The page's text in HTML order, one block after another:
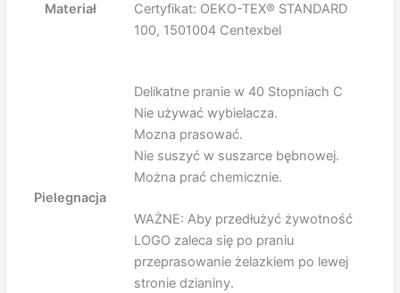
Materiał
Certyfikat: OEKO-TEX®️ STANDARD
100, 1501004 Centexbel
Pielegnacja
Delikatne pranie w 40 Stopniach C
Nie używać wybielacza.
Mozna prasować.
Nie suszyć w suszarce bębnowej.
Można prać chemicznie.
WAŻNE: Aby przedłużyć żywotność
LOGO zaleca się po praniu
przeprasowanie żelazkiem po lewej
stronie dzianiny.